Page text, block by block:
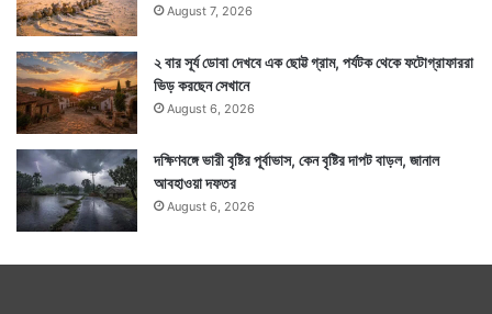
August 7, 2026
২ বার সূর্য ডোবা দেখবে এক ছোট্ট গ্রাম, পর্যটক থেকে ফটোগ্রাফাররা
ভিড় করছেন সেখানে
August 6, 2026
দক্ষিণবঙ্গে ভারী বৃষ্টির পূর্বাভাস, কেন বৃষ্টির দাপট বাড়ল, জানাল
আবহাওয়া দফতর
August 6, 2026